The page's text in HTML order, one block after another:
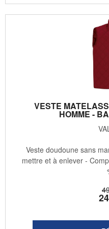
VESTE
HOMME -
24
Veste doudoune sans
mettre et à enlever -